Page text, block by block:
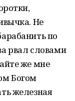
Не
по
рвал словами
же мне
Богом
железная